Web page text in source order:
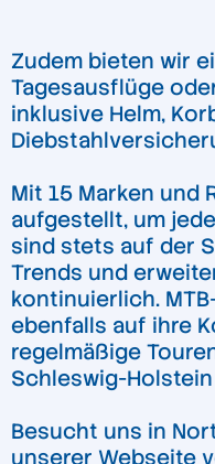
Zudem bieten wir
Tagesausflüge
inklusive Helm,
Mit 15 Marken und
aufgestellt, um
sind stets auf der
Trends und
kontinuierlich.
ebenfalls auf ihre
regelmäßige
Schleswig-
Besucht uns in
unserer Webseite